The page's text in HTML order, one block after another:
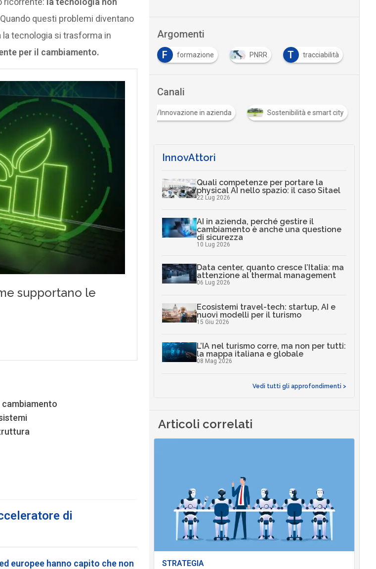
Quando questi problemi diventano
tecnologia si trasforma in
per il cambiamento.
di
europee hanno capito che non
Argomenti
F formazione PNRR T tracciabilità
Canali
Industria 5.0/Innovazione in azienda Sostenibilità e smart city
InnovAttori
Quali competenze per portare la
physical AI nello spazio: il caso Sitael
22 Lug 2026
AI in azienda, perché gestire il
cambiamento è anche una questione
di sicurezza
10 Lug 2026
Data center, quanto cresce l’Italia: ma
attenzione al thermal management
06 Lug 2026
Ecosistemi travel-tech: startup, AI e
nuovi modelli per il turismo
15 Giu 2026
L’IA nel turismo corre, ma non per tutti:
la mappa italiana e globale
08 Mag 2026
Vedi tutti gli approfondimenti >
Articoli correlati
STRATEGIA